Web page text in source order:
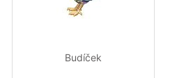
Budíček